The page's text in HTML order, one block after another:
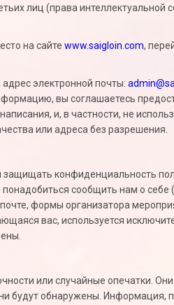
лиц (права интеллектуальной
на сайте www.saigloin.com,
электронной почты:
вы соглашаетесь
и, в частности, не
или адреса без разрешения.
защищать конфиденциальность
сообщить нам о
формы организатора
вас, используется
или случайные опечатки.
будут обнаружены. Информация,